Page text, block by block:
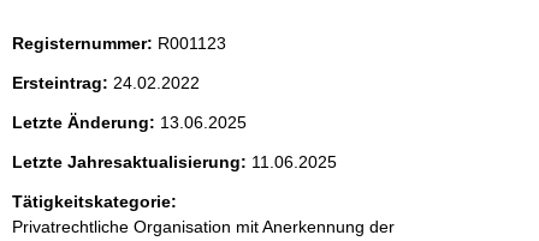
t
e
n
i
Registernummer: R001123
Ersteintrag: 24.02.2022
Letzte Änderung: 13.06.2025
Letzte Jahresaktualisierung: 11.06.2025
Tätigkeitskategorie:
Privatrechtliche Organisation mit Anerkennung der